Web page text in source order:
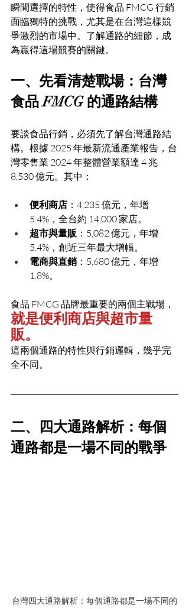
瞬間選擇的特性，使得食品 FMCG 行銷
面臨獨特的挑戰，尤其是在台灣這樣競
爭激烈的市場中。了解通路的細節，成
為贏得這場競賽的關鍵。
一、先看清楚戰場：台灣
食品 FMCG 的通路結構
要談食品行銷，必須先了解台灣通路結
構。根據 2025 年最新流通產業報告，台
灣零售業 2024 年整體營業額達 4 兆
8,530 億元。其中：
便利商店 ：4,235 億元，年增
5.4%，全台約 14,000 家店。
超市與量販 ：5,082 億元，年增
5.4%，創近三年最大增幅。
電商與直銷 ：5,680 億元，年增
1.8%。
食品 FMCG 品牌最重要的兩個主戰場，
就是便利商店與超市量
販。
這兩個通路的特性與行銷邏輯，幾乎完
全不同。
二、四大通路解析：每個
通路都是一場不同的戰爭
台灣四大通路解析：每個通路都是一場不同的